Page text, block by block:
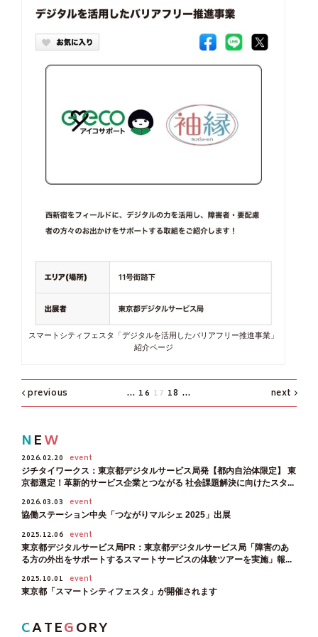
スマートシティフェスタ「デジタルを活用したバリアフリー推進事業」
紹介ページ
previous ... 16 17 18 ... next
NEW
2026.02.20 event
ジチタイワークス：東京都デジタルサービス局発【都内自治体限定】 東
京都選定！革新的サービス企業とつながる 社会課題解決に向けたスタ...
2026.03.03 event
協働ステーション中央「つながりマルシェ 2025」出展
2025.12.06 event
東京都デジタルサービス局PR：東京都デジタルサービス局「障害のあ
る方の外出をサポートするスマートサービスの体験ツアーを実施」報...
2025.10.01 event
東京都「スマートシティフェスタ」が開催されます
CATEGORY